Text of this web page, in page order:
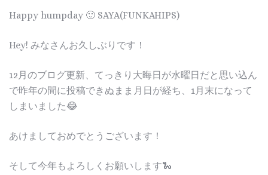
Happy humpday 🙂 SAYA(FUNKAHIPS)
Hey! みなさんお久しぶりです！
12月のブログ更新、てっきり大晦日が水曜日だと思い込ん
で昨年の間に投稿できぬまま月日が経ち、1月末になって
しまいました😂
あけましておめでとうございます！
そして今年もよろしくお願いします🐍